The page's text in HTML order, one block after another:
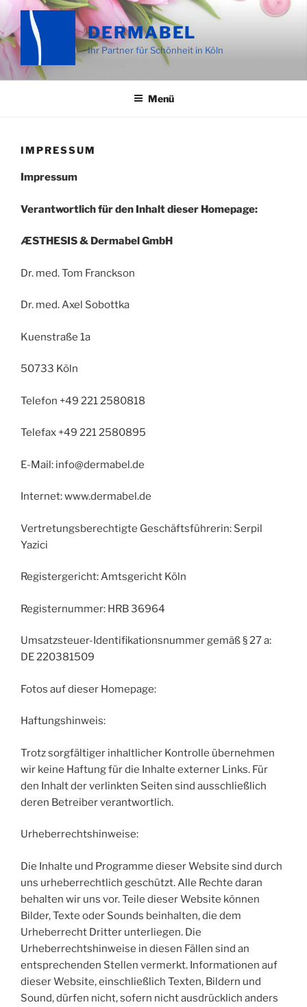
Zum
Inhalt
springen
DERMABEL
Ihr Partner für Schönheit in Köln
Menü
IMPRESSUM
Impressum
Verantwortlich für den Inhalt dieser Homepage:
ÆSTHESIS & Dermabel GmbH
Dr. med. Tom Franckson
Dr. med. Axel Sobottka
Kuenstraße 1a
50733 Köln
Telefon +49 221 2580818
Telefax +49 221 2580895
E-Mail: info@dermabel.de
Internet: www.dermabel.de
Vertretungsberechtigte Geschäftsführerin: Serpil
Yazici
Registergericht: Amtsgericht Köln
Registernummer: HRB 36964
Umsatzsteuer-Identifikationsnummer gemäß § 27 a:
DE 220381509
Fotos auf dieser Homepage:
Haftungshinweis:
Trotz sorgfältiger inhaltlicher Kontrolle übernehmen
wir keine Haftung für die Inhalte externer Links. Für
den Inhalt der verlinkten Seiten sind ausschließlich
deren Betreiber verantwortlich.
Urheberrechtshinweise:
Die Inhalte und Programme dieser Website sind durch
uns urheberrechtlich geschützt. Alle Rechte daran
behalten wir uns vor. Teile dieser Website können
Bilder, Texte oder Sounds beinhalten, die dem
Urheberrecht Dritter unterliegen. Die
Urheberrechtshinweise in diesen Fällen sind an
entsprechenden Stellen vermerkt. Informationen auf
dieser Website, einschließlich Texten, Bildern und
Sound, dürfen nicht, sofern nicht ausdrücklich anders